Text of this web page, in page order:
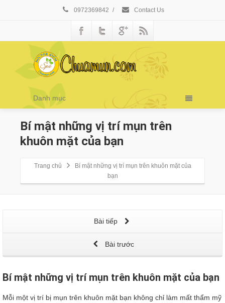
0972369842 / Contact Us
Danh mục
Bí mật những vị trí mụn trên
khuôn mặt của bạn
Trang chủ
Bí mật những vị trí mụn trên khuôn mặt của
bạn
Bài tiếp
Bài trước
Bí mật những vị trí mụn trên khuôn mặt của bạn
Mỗi một vị trí bị mụn trên khuôn mặt bạn không chỉ làm mất thẩm mỹ